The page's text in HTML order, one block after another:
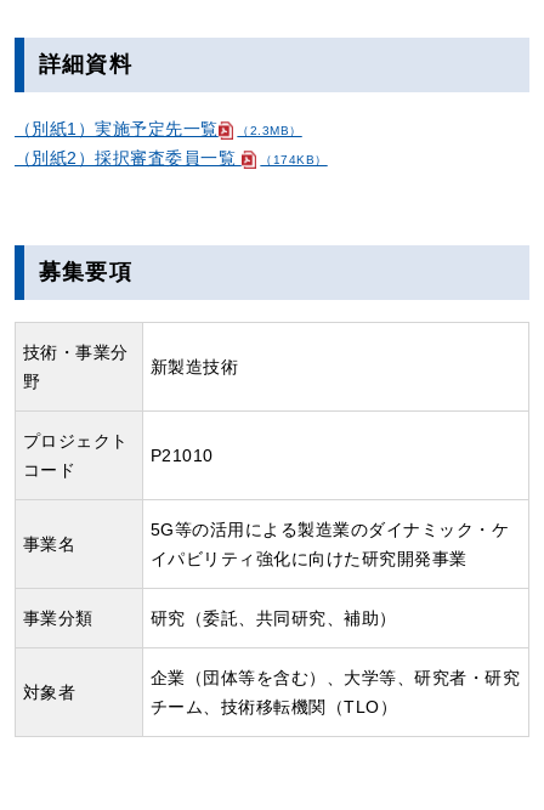
詳細資料
（別紙1）実施予定先一覧 （2.3MB）
（別紙2）採択審査委員一覧 （174KB）
募集要項
技術・事業分
野
新製造技術
プロジェクト
コード
P21010
事業名
5G等の活用による製造業のダイナミック・ケ
イパビリティ強化に向けた研究開発事業
事業分類 研究（委託、共同研究、補助）
対象者
企業（団体等を含む）、大学等、研究者・研究
チーム、技術移転機関（TLO）